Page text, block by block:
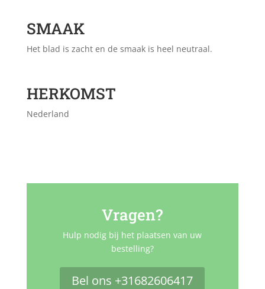
SMAAK
Het blad is zacht en de smaak is heel neutraal.
HERKOMST
Nederland
Vragen?
Hulp nodig bij het plaatsen van uw
bestelling?
Bel ons +31682606417